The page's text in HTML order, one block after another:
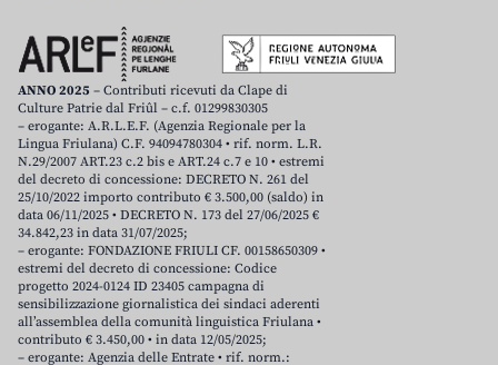
ANNO 2025 – Contributi ricevuti da Clape di
Culture Patrie dal Friûl – c.f. 01299830305
– erogante: A.R.L.E.F. (Agenzia Regionale per la
Lingua Friulana) C.F. 94094780304 • rif. norm. L.R.
N.29/2007 ART.23 c.2 bis e ART.24 c.7 e 10 • estremi
del decreto di concessione: DECRETO N. 261 del
25/10/2022 importo contributo € 3.500,00 (saldo) in
data 06/11/2025 • DECRETO N. 173 del 27/06/2025 €
34.842,23 in data 31/07/2025;
– erogante: FONDAZIONE FRIULI CF. 00158650309 •
estremi del decreto di concessione: Codice
progetto 2024-0124 ID 23405 campagna di
sensibilizzazione giornalistica dei sindaci aderenti
all’assemblea della comunità linguistica Friulana •
contributo € 3.450,00 • in data 12/05/2025;
– erogante: Agenzia delle Entrate • rif. norm.: